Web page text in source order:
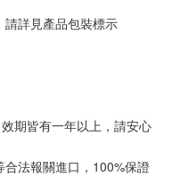
詳見產品包裝標示
期皆有一年以上，請安心
法報關進口，100%保證